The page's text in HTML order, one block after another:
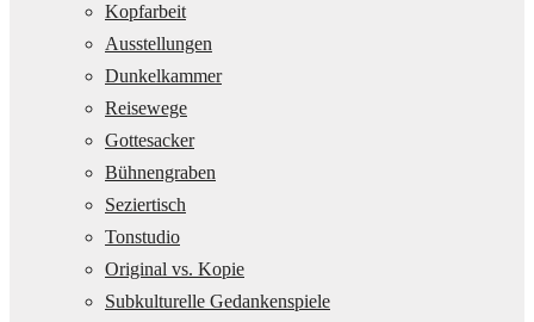
Kopfarbeit
Ausstellungen
Dunkelkammer
Reisewege
Gottesacker
Bühnengraben
Seziertisch
Tonstudio
Original vs. Kopie
Subkulturelle Gedankenspiele